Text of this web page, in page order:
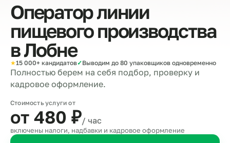
Оператор линии
пищевого производства
вЛобне
★15 000+ кандидатов✓Выводим до 80 упаковщиков одновременно
Полностью берем на себя подбор, проверку и
кадровое оформление.
Стоимость услуги от
от 480 ₽/ час
включены налоги, надбавки и кадровое оформление